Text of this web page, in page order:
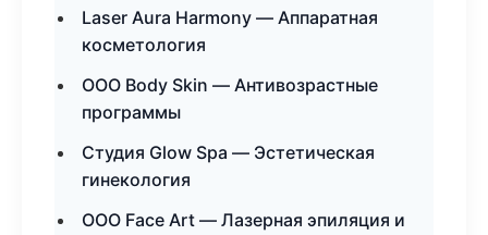
Laser Aura Harmony — Аппаратная
косметология
ООО Body Skin — Антивозрастные
программы
Студия Glow Spa — Эстетическая
гинекология
ООО Face Art — Лазерная эпиляция и